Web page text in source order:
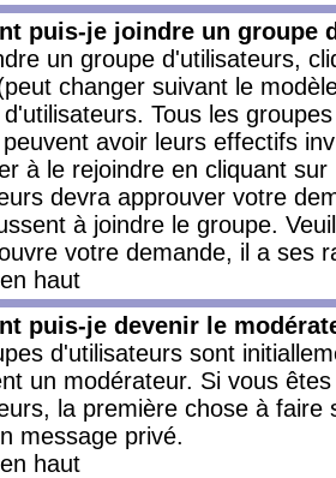
puis-je joindre un groupe
un groupe d'utilisateurs,
changer suivant le
Tous les
avoir leurs effectifs
à le rejoindre en cliquant
devra approuver votre
à joindre le groupe.
votre demande, il a ses
haut
puis-je devenir le
d'utilisateurs sont
un modérateur. Si vous
la première chose à
message privé.
haut